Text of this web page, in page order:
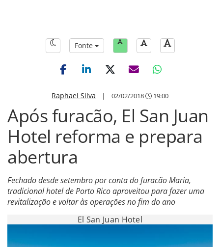
Fonte
Raphael Silva | 02/02/2018 19:00
Após furacão, El San Juan
Hotel reforma e prepara
abertura
Fechado desde setembro por conta do furacão Maria,
tradicional hotel de Porto Rico aproveitou para fazer uma
revitalização e voltar às operações no fim do ano
El San Juan Hotel